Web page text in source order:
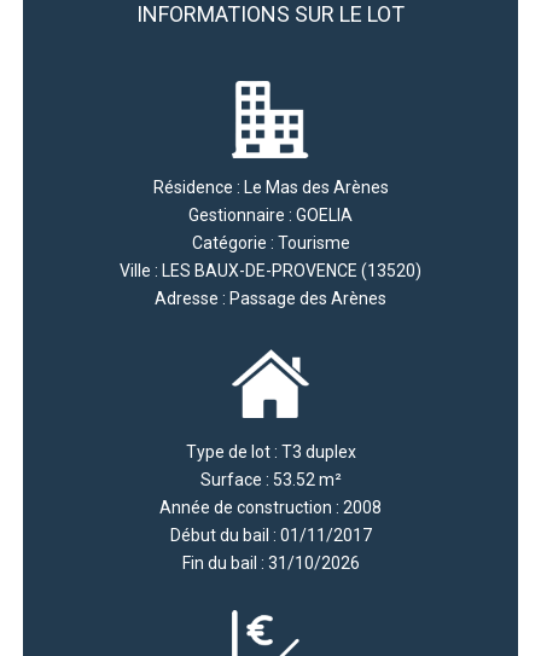
INFORMATIONS SUR LE LOT
Résidence : Le Mas des Arènes
Gestionnaire : GOELIA
Catégorie : Tourisme
Ville : LES BAUX-DE-PROVENCE (13520)
Adresse : Passage des Arènes
Type de lot : T3 duplex
Surface : 53.52 m²
Année de construction : 2008
Début du bail : 01/11/2017
Fin du bail : 31/10/2026